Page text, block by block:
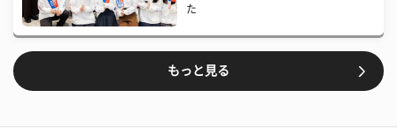
た
もっと見る